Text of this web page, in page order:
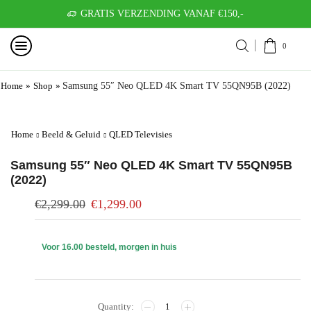
GRATIS VERZENDING VANAF €150,-
0
Home » Shop » Samsung 55″ Neo QLED 4K Smart TV 55QN95B (2022)
Home Beeld & Geluid QLED Televisies
Samsung 55″ Neo QLED 4K Smart TV 55QN95B
(2022)
€2,299.00 €1,299.00
Voor 16.00 besteld, morgen in huis